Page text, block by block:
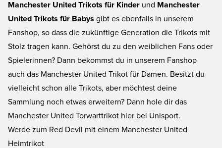
Manchester United Trikots für Kinder und Manchester
United Trikots für Babys gibt es ebenfalls in unserem
Fanshop, so dass die zukünftige Generation die Trikots mit
Stolz tragen kann. Gehörst du zu den weiblichen Fans oder
Spielerinnen? Dann bekommst du in unserem Fanshop
auch das Manchester United Trikot für Damen. Besitzt du
vielleicht schon alle Trikots, aber möchtest deine
Sammlung noch etwas erweitern? Dann hole dir das
Manchester United Torwarttrikot hier bei Unisport.
Werde zum Red Devil mit einem Manchester United
Heimtrikot